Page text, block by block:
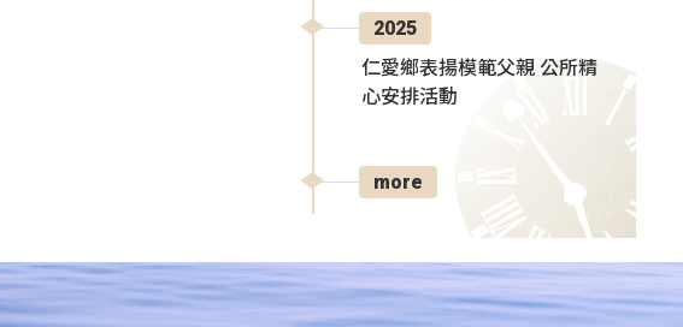
2025
仁愛鄉表揚模範父親 公所精
心安排活動
more